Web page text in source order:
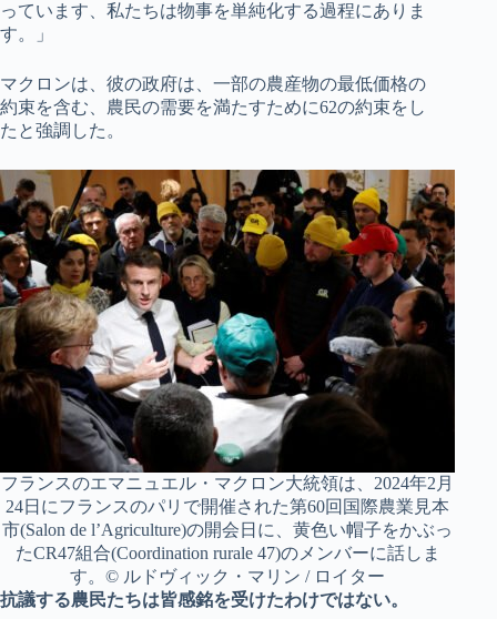
っています、私たちは物事を単純化する過程にありま
す。」
マクロンは、彼の政府は、一部の農産物の最低価格の
約束を含む、農民の需要を満たすために62の約束をし
たと強調した。
フランスのエマニュエル・マクロン大統領は、2024年2月
24日にフランスのパリで開催された第60回国際農業見本
市(Salon de l’Agriculture)の開会日に、黄色い帽子をかぶっ
たCR47組合(Coordination rurale 47)のメンバーに話しま
す。© ルドヴィック・マリン / ロイター
抗議する農民たちは皆感銘を受けたわけではない。